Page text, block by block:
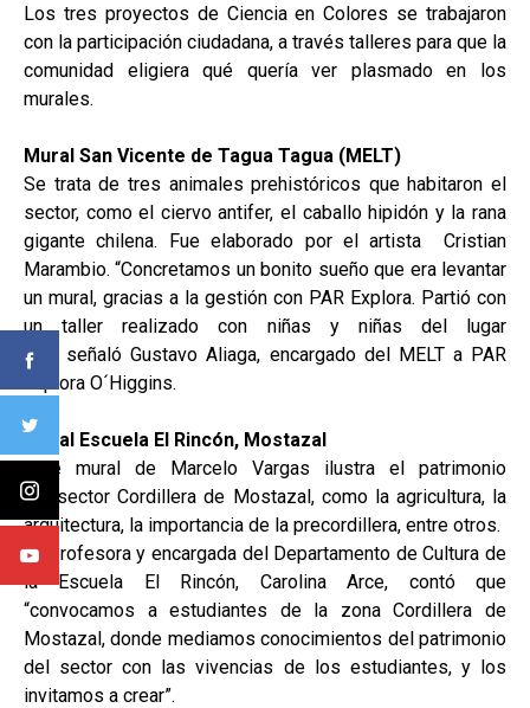
Los tres proyectos de Ciencia en Colores se trabajaron
con la participación ciudadana, a través talleres para que la
comunidad eligiera qué quería ver plasmado en los
murales.
Mural San Vicente de Tagua Tagua (MELT)
Se trata de tres animales prehistóricos que habitaron el
sector, como el ciervo antifer, el caballo hipidón y la rana
gigante chilena. Fue elaborado por el artista Cristian
Marambio. “Concretamos un bonito sueño que era levantar
un mural, gracias a la gestión con PAR Explora. Partió con
un taller realizado con niñas y niñas del lugar
(…)”, señaló Gustavo Aliaga, encargado del MELT a PAR
Explora O´Higgins.
Mural Escuela El Rincón, Mostazal
Este mural de Marcelo Vargas ilustra el patrimonio
del sector Cordillera de Mostazal, como la agricultura, la
arquitectura, la importancia de la precordillera, entre otros.
La profesora y encargada del Departamento de Cultura de
la Escuela El Rincón, Carolina Arce, contó que
“convocamos a estudiantes de la zona Cordillera de
Mostazal, donde mediamos conocimientos del patrimonio
del sector con las vivencias de los estudiantes, y los
invitamos a crear”.